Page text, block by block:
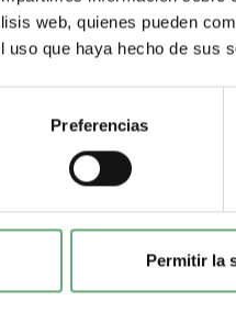
web, quienes pueden
uso que haya hecho de sus
Preferencias
Permitir la